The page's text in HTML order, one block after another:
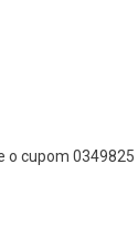
o cupom 0349825